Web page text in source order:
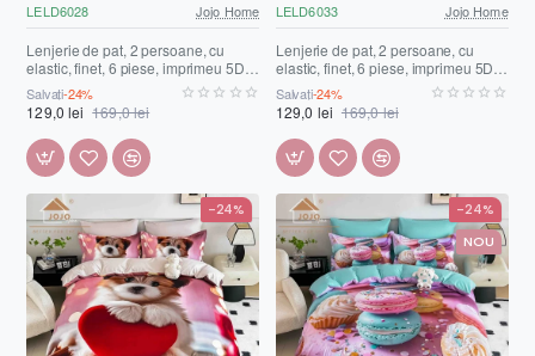
LELD6028 Jojo Home
Lenjerie de pat, 2 persoane, cu
elastic, finet, 6 piese, imprimeu 5D,
mov , cu inimă pufoasă, LELD6028
Salvați-24%
129,0 lei 169,0 lei
LELD6033 Jojo Home
Lenjerie de pat, 2 persoane, cu
elastic, finet, 6 piese, imprimeu 5D,
roz , cu pui de pisică, LELD6033
Salvați-24%
129,0 lei 169,0 lei
-24%
NOU
-24%